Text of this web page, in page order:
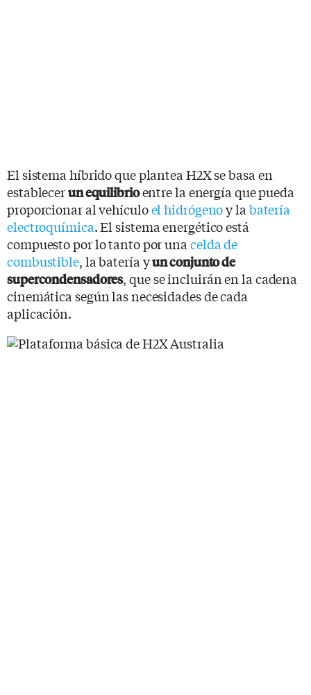
El sistema híbrido que plantea H2X se basa en
establecerun equilibrioentre la energía que pueda
proporcionar al vehículoel hidrógenoy la batería
electroquímica. El sistema energético está
compuesto por lo tanto por una celda de
combustible, la batería yun conjunto de
supercondensadores, que se incluirán en la cadena
cinemática según las necesidades de cada
aplicación.